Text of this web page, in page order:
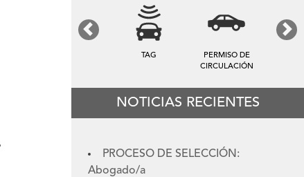
TAG
PERMISO DE
CIRCULACIÓN
Previous Next
NOTICIAS RECIENTES
PROCESO DE SELECCIÓN:
Abogado/a